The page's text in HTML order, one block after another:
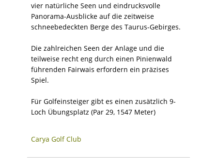
vier natürliche Seen und eindrucksvolle
Panorama-Ausblicke auf die zeitweise
schneebedeckten Berge des Taurus-Gebirges.
Die zahlreichen Seen der Anlage und die
teilweise recht eng durch einen Pinienwald
führenden Fairwais erfordern ein präzises
Spiel.
Für Golfeinsteiger gibt es einen zusätzlich 9-
Loch Übungsplatz (Par 29, 1547 Meter)
Carya Golf Club